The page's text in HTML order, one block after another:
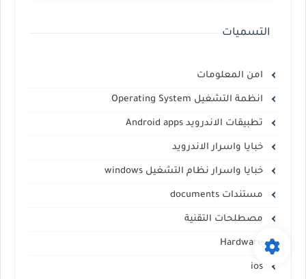
التسميات
امن المعلومات
انظمة التشغيل Operating System
تطبيقات الاندرويد Android apps
خبايا واسرار الاندرويد
خبايا واسرار نظام التشغيل windows
مستندات documents
مصطلحات التقنية
Hardware
ios